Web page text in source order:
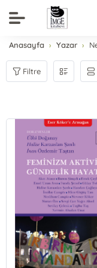
Anasayfa Yazar
Filtre